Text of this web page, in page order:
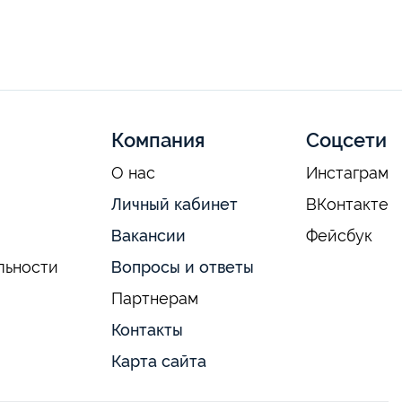
Компания
О нас
Личный кабинет
Вакансии
Вопросы и ответы
Партнерам
Контакты
Карта сайта
Соцсети
Инстаграм
ВКонтакте
Фейсбук